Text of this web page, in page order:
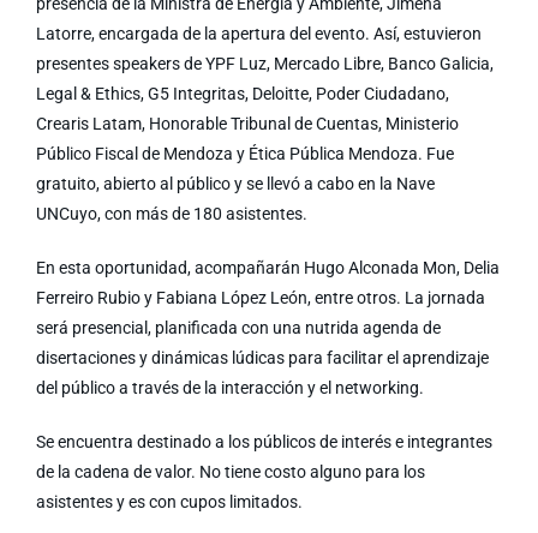
Latorre, encargada de la apertura del evento. Así, estuvieron
presentes speakers de YPF Luz, Mercado Libre, Banco Galicia,
Legal & Ethics, G5 Integritas, Deloitte, Poder Ciudadano,
Crearis Latam, Honorable Tribunal de Cuentas, Ministerio
Público Fiscal de Mendoza y Ética Pública Mendoza. Fue
gratuito, abierto al público y se llevó a cabo en la Nave
UNCuyo, con más de 180 asistentes.
En esta oportunidad, acompañarán Hugo Alconada Mon, Delia
Ferreiro Rubio y Fabiana López León, entre otros. La jornada
será presencial, planificada con una nutrida agenda de
disertaciones y dinámicas lúdicas para facilitar el aprendizaje
del público a través de la interacción y el networking.
Se encuentra destinado a los públicos de interés e integrantes
de la cadena de valor. No tiene costo alguno para los
asistentes y es con cupos limitados.